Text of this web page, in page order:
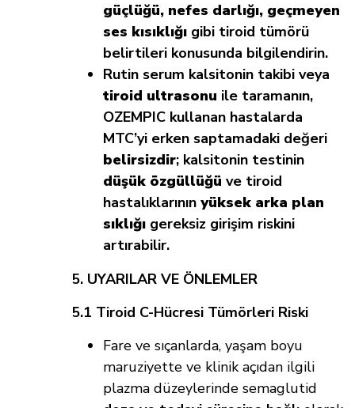
güçlüğü, nefes darlığı, geçmeyen
ses kısıklığı gibi tiroid tümörü
belirtileri konusunda bilgilendirin.
Rutin serum kalsitonin takibi veya
tiroid ultrasonu ile taramanın,
OZEMPIC kullanan hastalarda
MTC’yi erken saptamadaki değeri
belirsizdir; kalsitonin testinin
düşük özgüllüğü ve tiroid
hastalıklarının yüksek arka plan
sıklığı gereksiz girişim riskini
artırabilir.
5. UYARILAR VE ÖNLEMLER
5.1 Tiroid C-Hücresi Tümörleri Riski
Fare ve sıçanlarda, yaşam boyu
maruziyette ve klinik açıdan ilgili
plazma düzeylerinde semaglutid